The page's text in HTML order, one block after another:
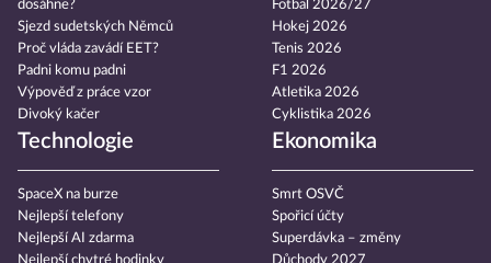
dosáhne?
Sjezd sudetských Němců
Proč vláda zavádí EET?
Padni komu padni
Výpověď z práce vzor
Divoký kačer
Fotbal 2026/27
Hokej 2026
Tenis 2026
F1 2026
Atletika 2026
Cyklistika 2026
Technologie
SpaceX na burze
Nejlepší telefony
Nejlepší AI zdarma
Nejlepší chytré hodinky
Ekonomika
Smrt OSVČ
Spořicí účty
Superdávka – změny
Důchody 2027